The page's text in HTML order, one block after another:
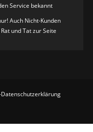
Service bekannt
Auch Nicht-Kunden
und Tat zur Seite